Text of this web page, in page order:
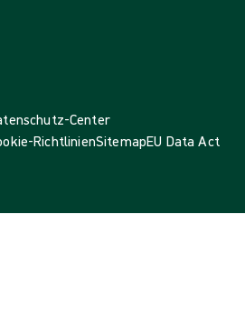
Center
RichtlinienSitemapEU Data Act